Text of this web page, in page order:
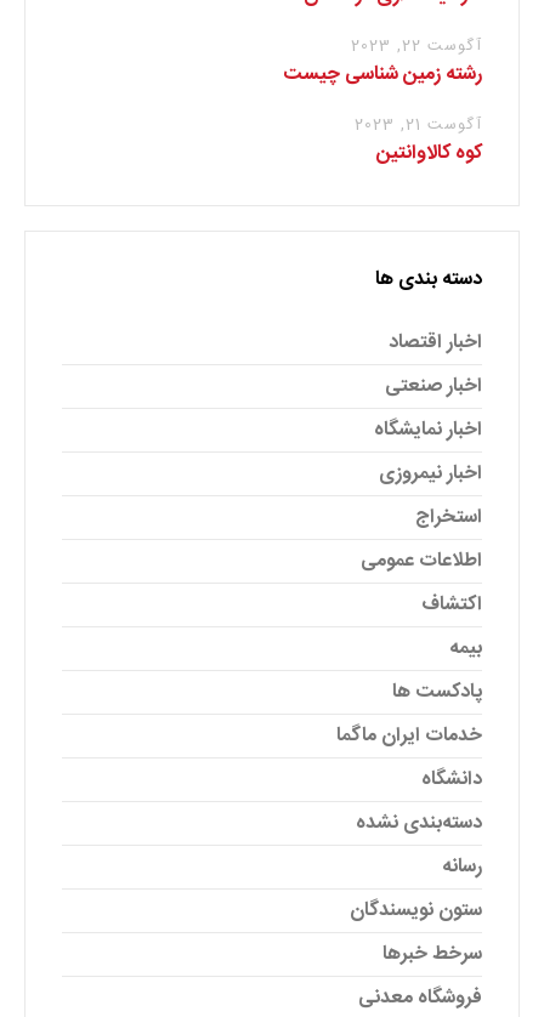
آگوست 22, 2023
رشته زمین شناسی چیست
آگوست 21, 2023
کوه کالاوانتین
دسته بندی ها
اخبار اقتصاد
اخبار صنعتی
اخبار نمایشگاه
اخبار نیمروزی
استخراج
اطلاعات عمومی
اکتشاف
بیمه
پادکست ها
خدمات ایران ماگما
دانشگاه
دسته‌بندی نشده
رسانه
ستون نویسندگان
سرخط خبرها
فروشگاه معدنی